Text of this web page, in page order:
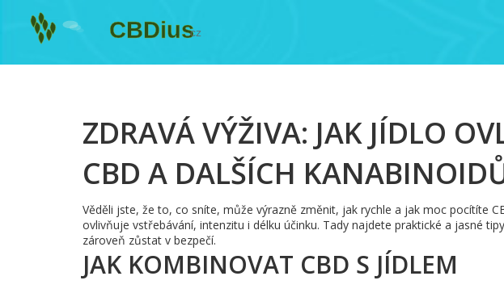
ZDRAVÁ VÝŽIVA: JAK JÍDLO
CBD A DALŠÍCH
Věděli jste, že to, co sníte, může výrazně změnit, jak rychle a jak moc pocítíte
ovlivňuje vstřebávání, intenzitu i délku účinku. Tady najdete praktické a jasné
zároveň zůstat v bezpečí.
JAK KOMBINOVAT CBD S JÍDLEM